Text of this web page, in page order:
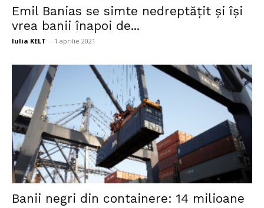
Emil Banias se simte nedreptățit și își
vrea banii înapoi de...
Iulia KELT - 1 aprilie 2021
Banii negri din containere: 14 milioane